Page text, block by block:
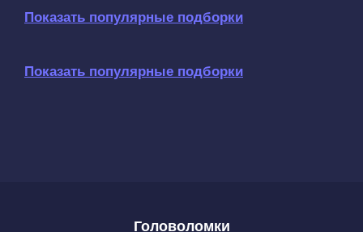
Показать популярные подборки
Показать популярные подборки
Головоломки